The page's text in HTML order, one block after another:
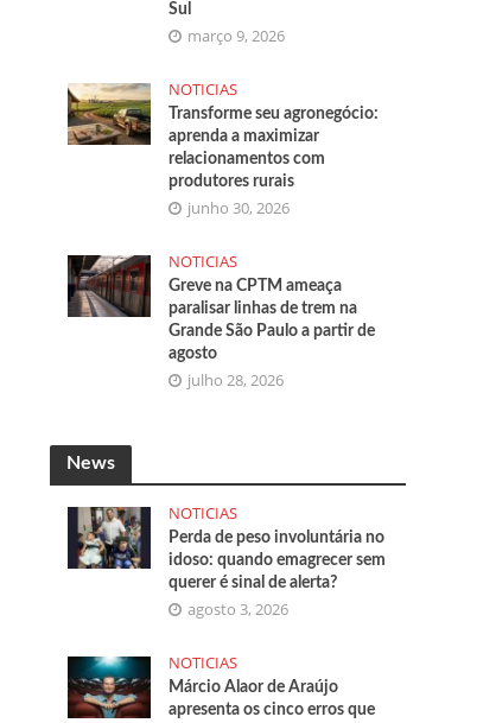
Sul
março 9, 2026
NOTICIAS
Transforme seu agronegócio:
aprenda a maximizar
relacionamentos com
produtores rurais
junho 30, 2026
NOTICIAS
Greve na CPTM ameaça
paralisar linhas de trem na
Grande São Paulo a partir de
agosto
julho 28, 2026
News
NOTICIAS
Perda de peso involuntária no
idoso: quando emagrecer sem
querer é sinal de alerta?
agosto 3, 2026
NOTICIAS
Márcio Alaor de Araújo
apresenta os cinco erros que